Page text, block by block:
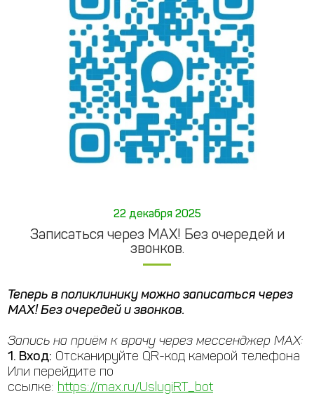
22 декабря 2025
Записаться через МАХ! Без очередей и
звонков.
Теперь в поликлинику можно записаться через
МАХ! Без очередей и звонков.
Запись на приём к врачу через мессенджер МАХ:
1. Вход: Отсканируйте QR-код камерой телефона
Или перейдите по
ссылке: https://max.ru/UslugiRT_bot